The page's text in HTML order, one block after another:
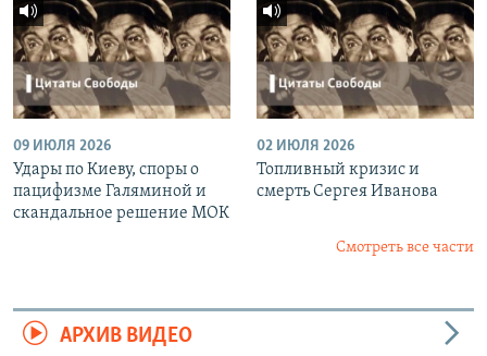
09 ИЮЛЯ 2026
Удары по Киеву, споры о
пацифизме Галяминой и
скандальное решение МОК
02 ИЮЛЯ 2026
Топливный кризис и
смерть Сергея Иванова
Смотреть все части
АРХИВ ВИДЕО